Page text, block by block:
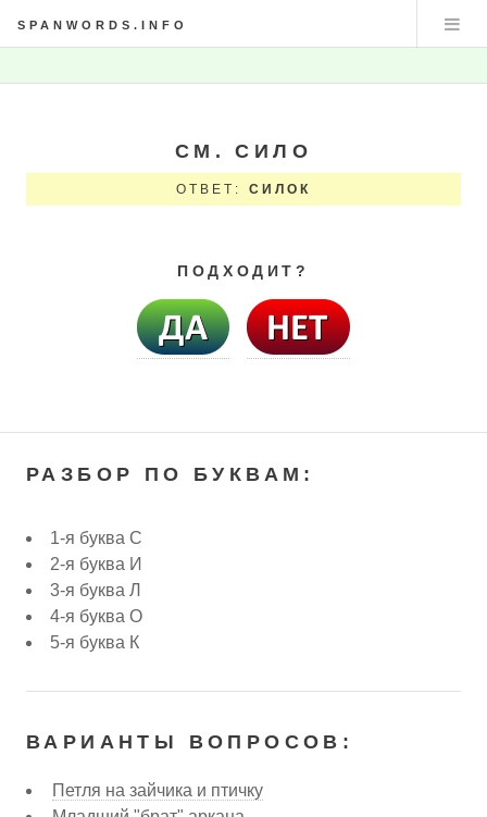
SPANWORDS.INFO
СМ. СИЛО
ОТВЕТ: СИЛОК
ПОДХОДИТ?
РАЗБОР ПО БУКВАМ:
1-я буква С
2-я буква И
3-я буква Л
4-я буква О
5-я буква К
ВАРИАНТЫ ВОПРОСОВ:
Петля на зайчика и птичку